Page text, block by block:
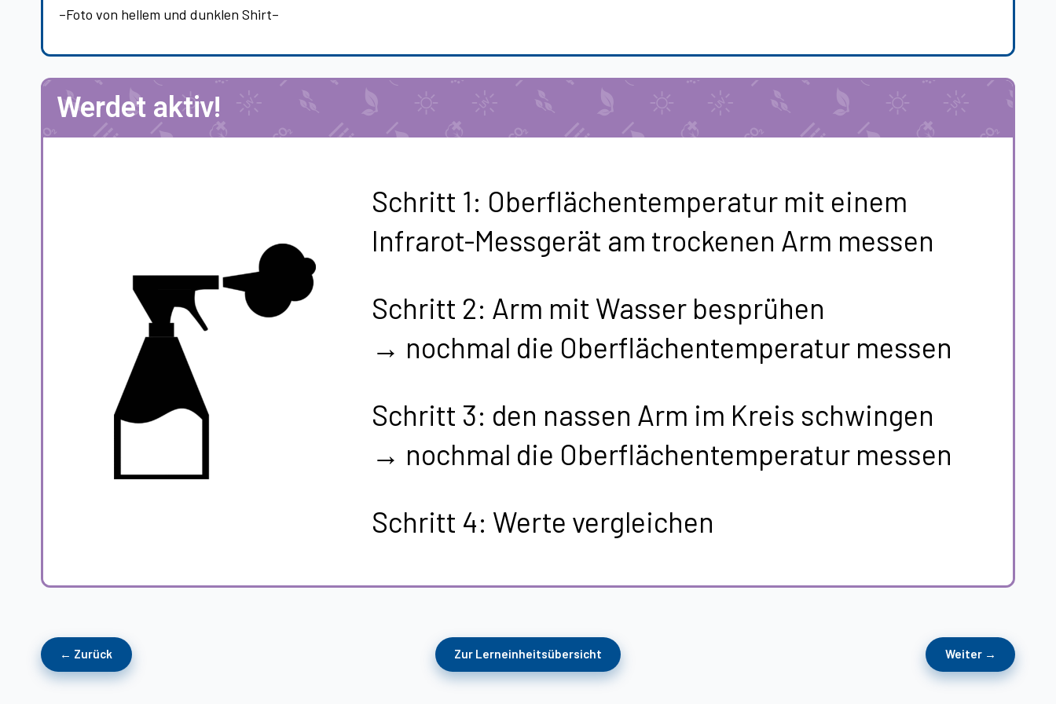
–Foto von hellem und dunklen Shirt–
Werdet aktiv!
Schritt 1: Oberflächentemperatur mit einem
Infrarot-Messgerät am trockenen Arm messen
Schritt 2: Arm mit Wasser besprühen
→ nochmal die Oberflächentemperatur messen
Schritt 3: den nassen Arm im Kreis schwingen
→ nochmal die Oberflächentemperatur messen
Schritt 4: Werte vergleichen
← Zurück Zur Lerneinheitsübersicht Weiter →